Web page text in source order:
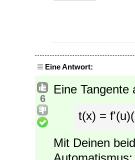
Eine Antwort:
6
Eine Tangente
t(x) =
Mit Deinen